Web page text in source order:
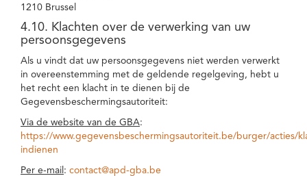
1210 Brussel
4.10. Klachten over de verwerking van uw
persoonsgegevens
Als u vindt dat uw persoonsgegevens niet werden verwerkt
in overeenstemming met de geldende regelgeving, hebt u
het recht een klacht in te dienen bij de
Gegevensbeschermingsautoriteit:
Via de website van de GBA:
https://www.gegevensbeschermingsautoriteit.be/burger/acties/
indienen
Per e-mail : contact@apd-gba.be